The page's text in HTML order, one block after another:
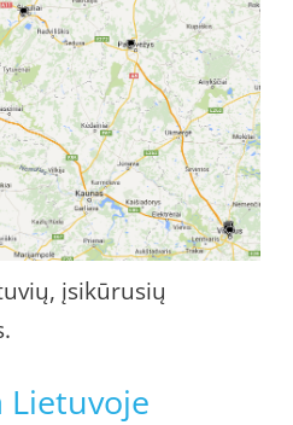
įsikūrusių
Lietuvoje